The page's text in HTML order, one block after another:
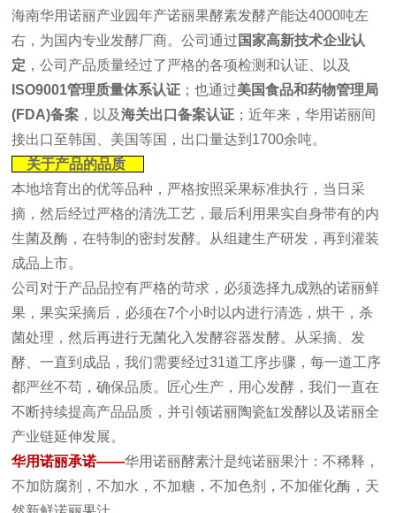
海南华用诺丽产业园年产诺丽果酵素发酵产能达4000吨左
右，为国内专业发酵厂商。公司通过 国家高新技术企业认
定 ，公司产品质量经过了严格的各项检测和认证、以及
ISO9001管理质量体系认证 ；也通过美国食品和药物管理局
(FDA)备案 ，以及海关出口备案认证 ；近年来，华用诺丽间
接出口至韩国、美国等国，出口量达到1700余吨。
关于产品的品质
本地培育出的优等品种，严格按照采果标准执行，当日采
摘，然后经过严格的清洗工艺，最后利用果实自身带有的内
生菌及酶，在特制的密封发酵。从组建生产研发，再到灌装
成品上市。
公司对于产品品控有严格的苛求，必须选择九成熟的诺丽鲜
果，果实采摘后，必须在7个小时以内进行清选，烘干，杀
菌处理，然后再进行无菌化入发酵容器发酵。从采摘、发
酵、一直到成品，我们需要经过31道工序步骤，每一道工序
都严丝不苟，确保品质。匠心生产，用心发酵，我们一直在
不断持续提高产品品质，并引领诺丽陶瓷缸发酵以及诺丽全
产业链延伸发展。
华用诺丽承诺——华用诺丽酵素汁是纯诺丽果汁：不稀释，
不加防腐剂，不加水，不加糖，不加色剂，不加催化酶，天